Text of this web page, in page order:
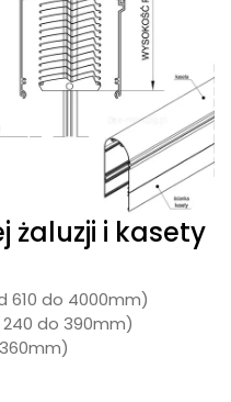
żaluzji i kasety
610 do 4000mm)
do 390mm)